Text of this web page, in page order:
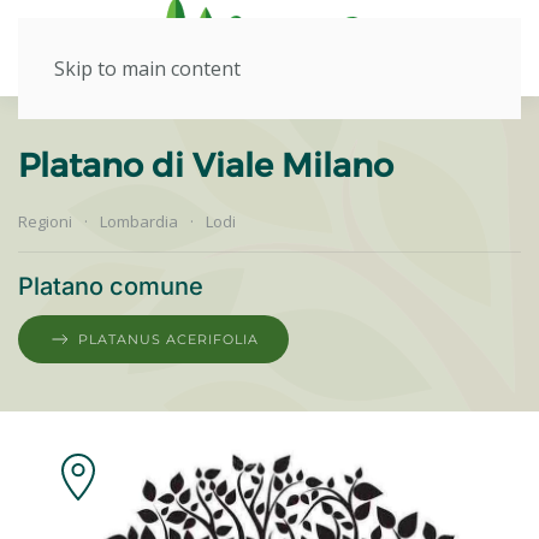
Skip to main content
Platano di Viale Milano
Regioni Lombardia Lodi
Platano comune
PLATANUS ACERIFOLIA